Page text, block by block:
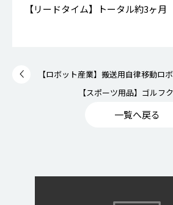
【リードタイム】トータル約3ヶ月
【ロボット産業】搬送用自律移動ロ
一覧へ戻る
【スポーツ用品】ゴルフ